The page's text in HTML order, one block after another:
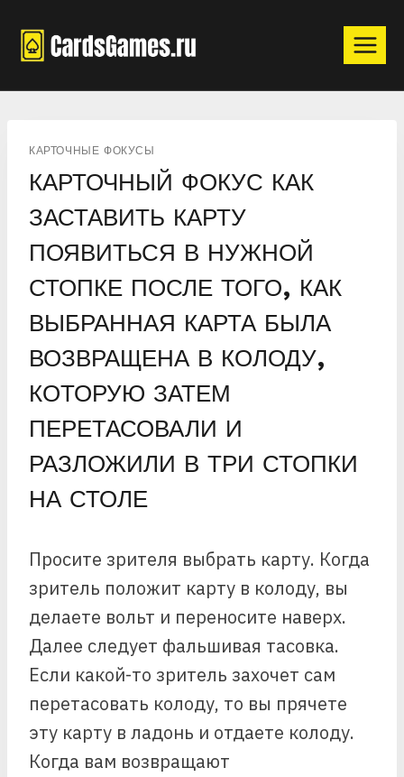
КАРТОЧНЫЕ ФОКУСЫ
КАРТОЧНЫЙ ФОКУС КАК
ЗАСТАВИТЬ КАРТУ
ПОЯВИТЬСЯ В НУЖНОЙ
СТОПКЕ ПОСЛЕ ТОГО, КАК
ВЫБРАННАЯ КАРТА БЫЛА
ВОЗВРАЩЕНА В КОЛОДУ,
КОТОРУЮ ЗАТЕМ
ПЕРЕТАСОВАЛИ И
РАЗЛОЖИЛИ В ТРИ СТОПКИ
НА СТОЛЕ
Просите зрителя выбрать карту. Когда
зритель положит карту в колоду, вы
делаете вольт и переносите наверх.
Далее следует фальшивая тасовка.
Если какой-то зритель захочет сам
перетасовать колоду, то вы прячете
эту карту в ладонь и отдаете колоду.
Когда вам возвращают